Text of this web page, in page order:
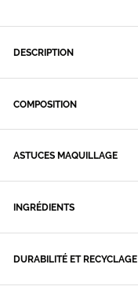
DESCRIPTION
COMPOSITION
ASTUCES MAQUILLAGE
INGRÉDIENTS
DURABILITÉ ET RECYCLAGE